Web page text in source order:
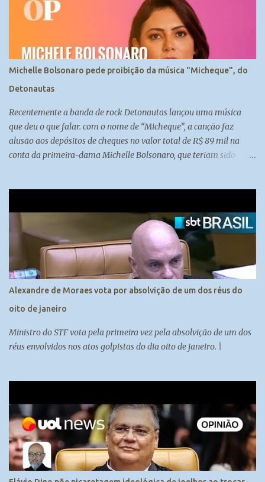
diferentemente da matemática, comporta duas respostas: sim ou
não. O STF, como uma corte política, pondera prós e contras antes
de tomar uma decisão de impacto como essa. Embora existam
motivos para prender Bolsonaro, os ministros consideram que não
há clima para ordenar sua prisão no momento. Prender Bolsonaro
poderia causar comoção na sociedade, o que vai contra a
manutenção da ordem pública. Os ...
Michelle Bolsonaro pede proibição da música "Micheque", do
Detonautas
Recentemente a banda de rock Detonautas lançou uma música
que deu o que falar. com o nome de “Micheque”, a canção faz
alusão aos depósitos de cheques no valor total de R$ 89 mil na
conta da primeira-dama Michelle Bolsonaro, que teriam sido
https://www.youtube.com/channel/UCy0BAkpw22or4oxo0RFCzc
Alexandre de Moraes vota por absolvição de um dos réus do
oito de janeiro
Ministro do STF vota pela primeira vez pela absolvição de um dos
réus envolvidos nos atos golpistas do dia oito de janeiro. |